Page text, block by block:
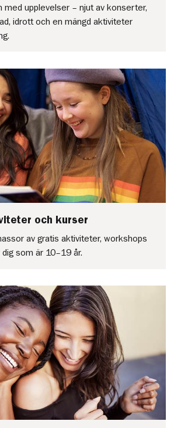
med upplevelser – njut av konserter,
idrott och en mängd aktiviteter
och kurser
av gratis aktiviteter, workshops
som är 10–19 år.